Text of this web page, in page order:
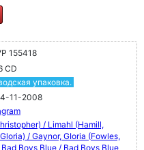
155418
CD
упаковка.
11-2008
/ Limahl (Hamill,
/ Gaynor, GIoria (Fowles,
Bad Boys Blue / Bad Boys Blue